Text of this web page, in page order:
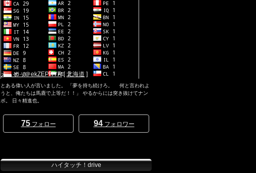
えぃぞぅ＠ekZEPHYR[北海道 ]
とある偉い人が言いました。 「夢を持ち続けろ。 何と言われよ
うと、俺たちは馬鹿で上等だ！！」 やるからには突き抜けてナン
ボ。 日々精進也。
75フォロー 94フォロワー
ハイタッチ！drive